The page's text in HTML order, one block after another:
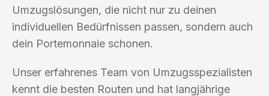
Umzugslösungen, die nicht nur zu deinen
individuellen Bedürfnissen passen, sondern auch
dein Portemonnaie schonen.
Unser erfahrenes Team von Umzugsspezialisten
kennt die besten Routen und hat langjährige